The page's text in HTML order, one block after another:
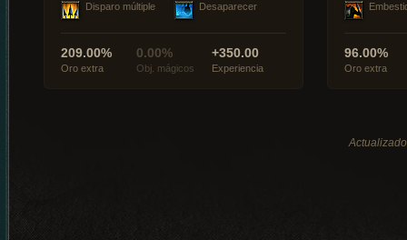
Disparo múltiple Desaparecer
209.00%
Oro extra
0.00%
Obj. mágicos
+350.00
Experiencia
96.00%
Oro extra